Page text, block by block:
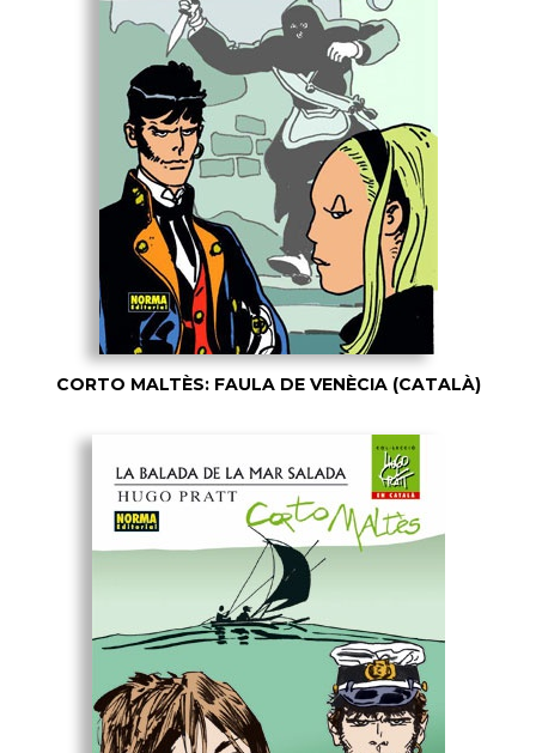
CORTO MALTÈS: FAULA DE VENÈCIA (CATALÀ)